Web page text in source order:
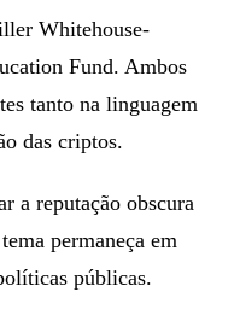
Whitehouse-
Fund. Ambos
tanto na linguagem
das criptos.
a reputação obscura
permaneça em
públicas.